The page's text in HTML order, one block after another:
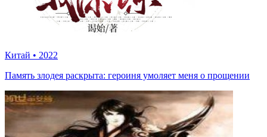
Китай • 2022
Память злодея раскрыта: героиня умоляет меня о прощении